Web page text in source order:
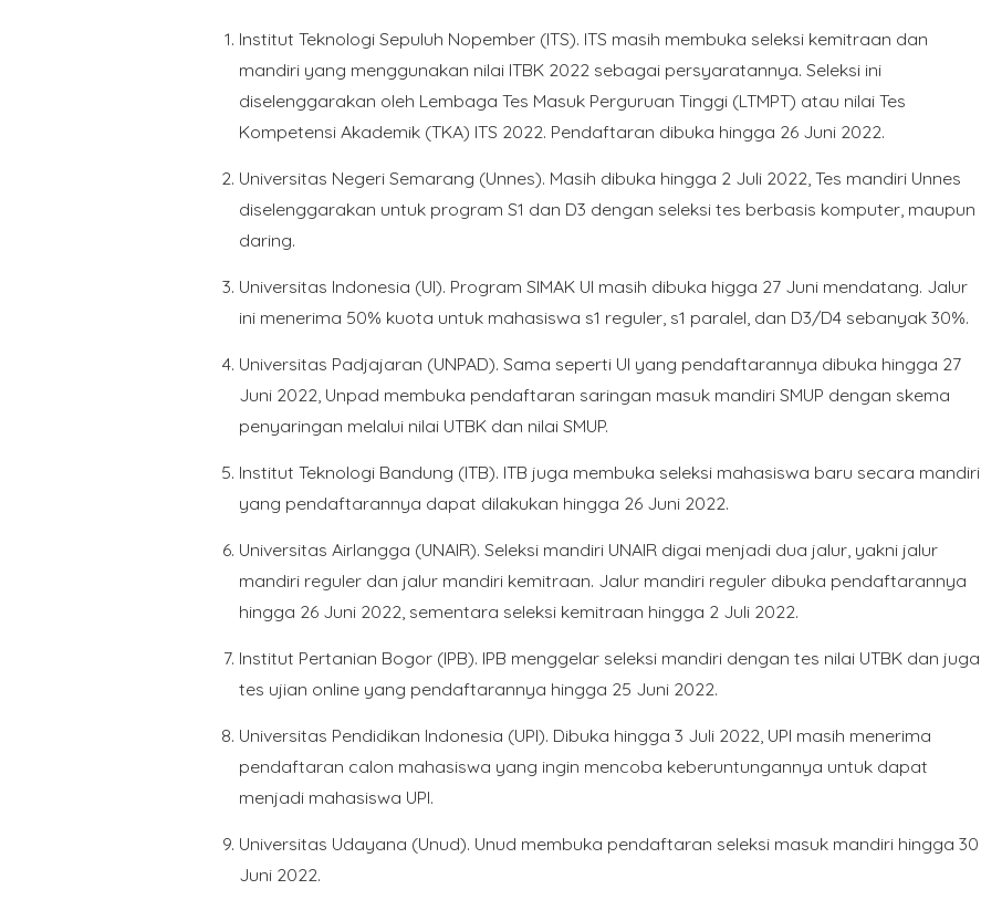
Institut Teknologi Sepuluh Nopember (ITS). ITS masih membuka seleksi kemitraan dan
mandiri yang menggunakan nilai ITBK 2022 sebagai persyaratannya. Seleksi ini
diselenggarakan oleh Lembaga Tes Masuk Perguruan Tinggi (LTMPT) atau nilai Tes
Kompetensi Akademik (TKA) ITS 2022. Pendaftaran dibuka hingga 26 Juni 2022.
Universitas Negeri Semarang (Unnes). Masih dibuka hingga 2 Juli 2022, Tes mandiri Unnes
diselenggarakan untuk program S1 dan D3 dengan seleksi tes berbasis komputer, maupun
daring.
Universitas Indonesia (UI). Program SIMAK UI masih dibuka higga 27 Juni mendatang. Jalur
ini menerima 50% kuota untuk mahasiswa s1 reguler, s1 paralel, dan D3/D4 sebanyak 30%.
Universitas Padjajaran (UNPAD). Sama seperti UI yang pendaftarannya dibuka hingga 27
Juni 2022, Unpad membuka pendaftaran saringan masuk mandiri SMUP dengan skema
penyaringan melalui nilai UTBK dan nilai SMUP.
Institut Teknologi Bandung (ITB). ITB juga membuka seleksi mahasiswa baru secara mandiri
yang pendaftarannya dapat dilakukan hingga 26 Juni 2022.
Universitas Airlangga (UNAIR). Seleksi mandiri UNAIR digai menjadi dua jalur, yakni jalur
mandiri reguler dan jalur mandiri kemitraan. Jalur mandiri reguler dibuka pendaftarannya
hingga 26 Juni 2022, sementara seleksi kemitraan hingga 2 Juli 2022.
Institut Pertanian Bogor (IPB). IPB menggelar seleksi mandiri dengan tes nilai UTBK dan juga
tes ujian online yang pendaftarannya hingga 25 Juni 2022.
Universitas Pendidikan Indonesia (UPI). Dibuka hingga 3 Juli 2022, UPI masih menerima
pendaftaran calon mahasiswa yang ingin mencoba keberuntungannya untuk dapat
menjadi mahasiswa UPI.
Universitas Udayana (Unud). Unud membuka pendaftaran seleksi masuk mandiri hingga 30
Juni 2022.